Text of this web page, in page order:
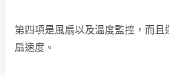
第四項是風扇以及溫度監控，而且
扇速度。